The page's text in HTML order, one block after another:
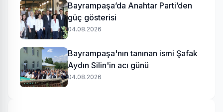
Bayrampaşa’da Anahtar Parti’den
güç gösterisi
04.08.2026
Bayrampaşa'nın tanınan ismi Şafak
Aydın Silin'in acı günü
04.08.2026